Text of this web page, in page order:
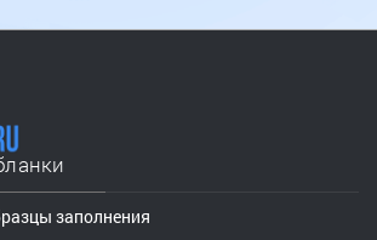
заполнения